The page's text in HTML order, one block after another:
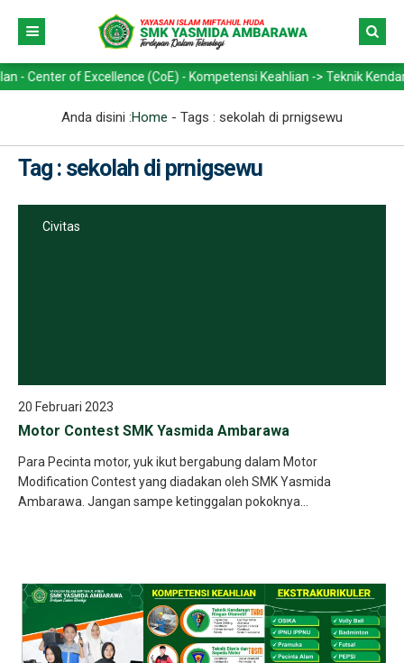
of Excellence (CoE) - Kompetensi Keahlian -> Teknik
Anda disini :Home - Tags : sekolah di prnigsewu
Tag : sekolah di prnigsewu
Civitas
20 Februari 2023
Motor Contest SMK Yasmida Ambarawa
Para Pecinta motor, yuk ikut bergabung dalam Motor
Modification Contest yang diadakan oleh SMK Yasmida
Ambarawa. Jangan sampe ketinggalan pokoknya...